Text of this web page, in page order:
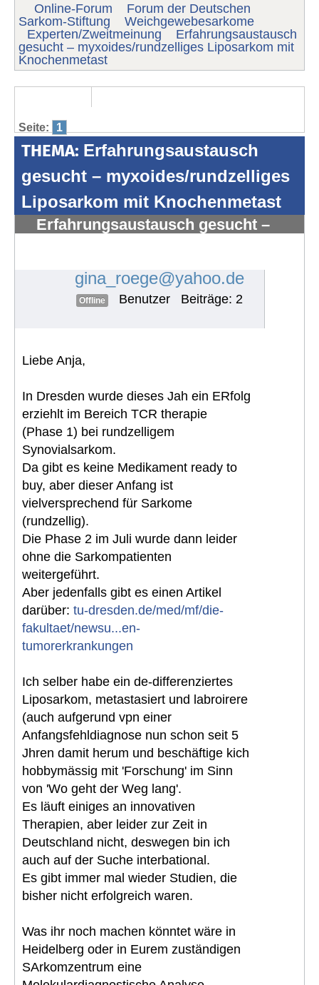
Online-Forum
Forum der Deutschen
Sarkom-Stiftung
Weichgewebesarkome
Experten/Zweitmeinung
Erfahrungsaustausch
gesucht – myxoides/rundzelliges Liposarkom mit
Knochenmetast
Seite: 1
THEMA: Erfahrungsaustausch
gesucht – myxoides/rundzelliges
Liposarkom mit Knochenmetast
Erfahrungsaustausch gesucht –
gina_roege@yahoo.de
Offline Benutzer Beiträge: 2
Liebe Anja,
In Dresden wurde dieses Jah ein ERfolg
erziehlt im Bereich TCR therapie
(Phase 1) bei rundzelligem
Synovialsarkom.
Da gibt es keine Medikament ready to
buy, aber dieser Anfang ist
vielversprechend für Sarkome
(rundzellig).
Die Phase 2 im Juli wurde dann leider
ohne die Sarkompatienten
weitergeführt.
Aber jedenfalls gibt es einen Artikel
darüber: tu-dresden.de/med/mf/die-
fakultaet/newsu...en-
tumorerkrankungen
Ich selber habe ein de-differenziertes
Liposarkom, metastasiert und labroirere
(auch aufgerund vpn einer
Anfangsfehldiagnose nun schon seit 5
Jhren damit herum und beschäftige kich
hobbymässig mit 'Forschung' im Sinn
von 'Wo geht der Weg lang'.
Es läuft einiges an innovativen
Therapien, aber leider zur Zeit in
Deutschland nicht, deswegen bin ich
auch auf der Suche interbational.
Es gibt immer mal wieder Studien, die
bisher nicht erfolgreich waren.
Was ihr noch machen könntet wäre in
Heidelberg oder in Eurem zuständigen
SArkomzentrum eine